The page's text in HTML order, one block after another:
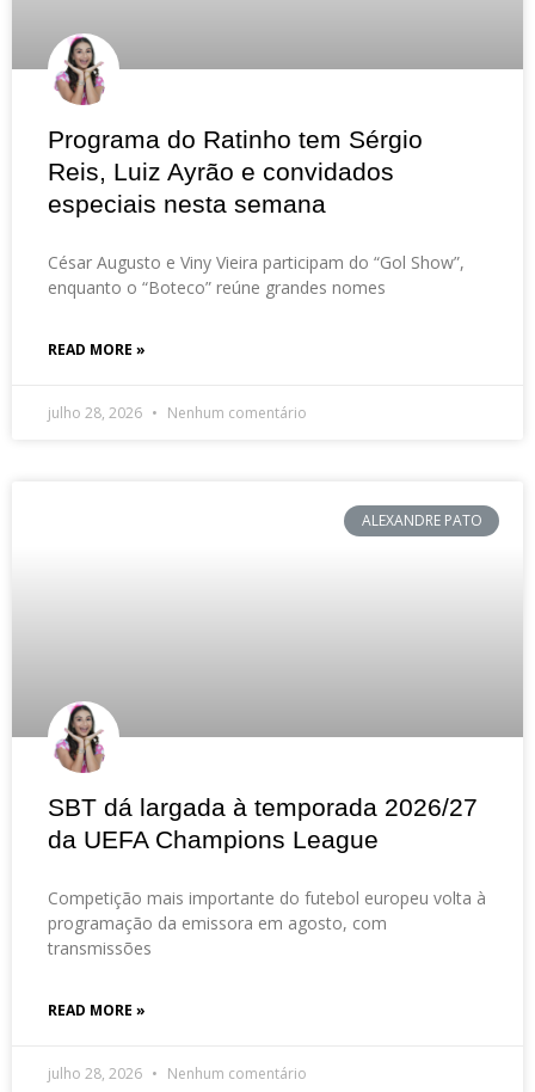
Programa do Ratinho tem Sérgio
Reis, Luiz Ayrão e convidados
especiais nesta semana
César Augusto e Viny Vieira participam do “Gol Show”,
enquanto o “Boteco” reúne grandes nomes
READ MORE »
julho 28, 2026 Nenhum comentário
ALEXANDRE PATO
SBT dá largada à temporada 2026/27
da UEFA Champions League
Competição mais importante do futebol europeu volta à
programação da emissora em agosto, com
transmissões
READ MORE »
julho 28, 2026 Nenhum comentário